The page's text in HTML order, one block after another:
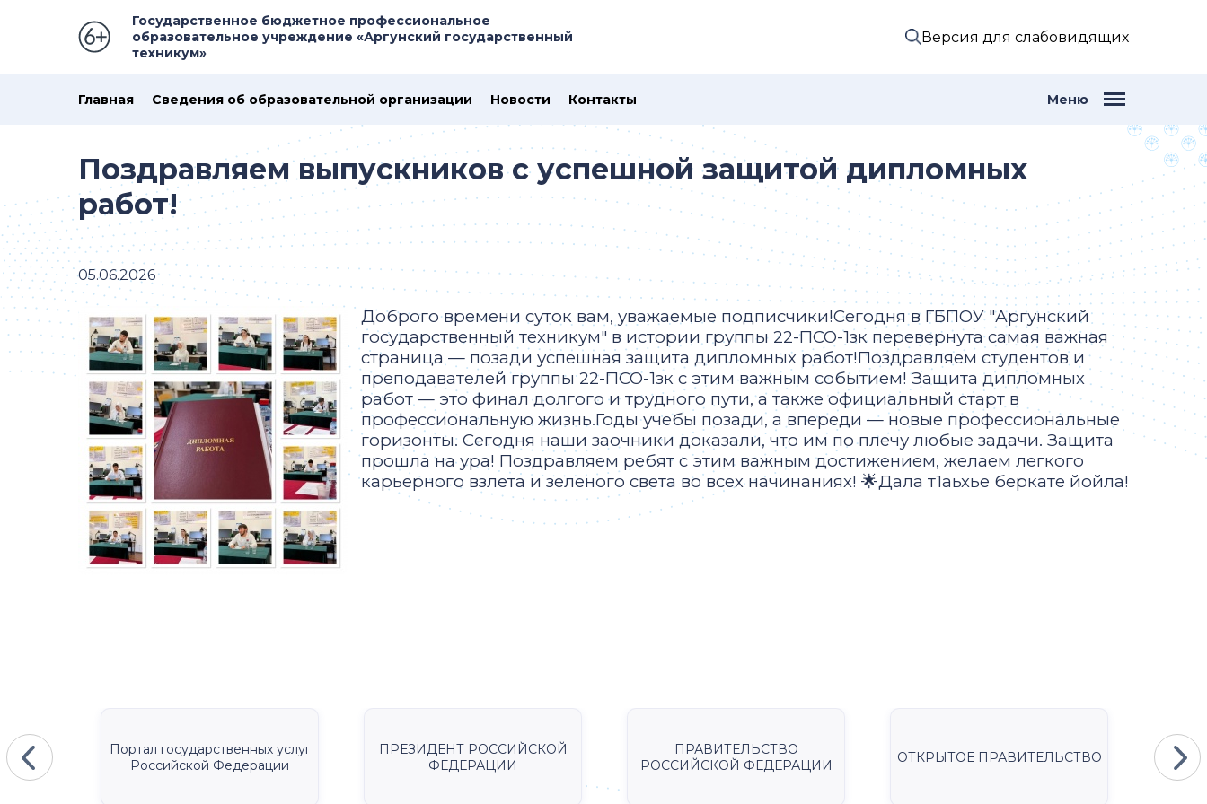
Государственное бюджетное профессиональное
образовательное учреждение «Аргунский государственный
техникум»
Версия для слабовидящих
Главная Сведения об образовательной организации Новости Контакты Меню
Поздравляем выпускников с успешной защитой дипломных
работ!
05.06.2026
Доброго времени суток вам, уважаемые подписчики!Сегодня в ГБПОУ "Аргунский
государственный техникум" в истории группы 22-ПСО-1зк перевернута самая важная
страница — позади успешная защита дипломных работ!Поздравляем студентов и
преподавателей группы 22-ПСО-1зк с этим важным событием! Защита дипломных
работ — это финал долгого и трудного пути, а также официальный старт в
профессиональную жизнь.Годы учебы позади, а впереди — новые профессиональные
горизонты. Сегодня наши заочники доказали, что им по плечу любые задачи. Защита
прошла на ура! Поздравляем ребят с этим важным достижением, желаем легкого
карьерного взлета и зеленого света во всех начинаниях! 🌟Дала т1аьхье беркате йойла!
Портал государственных услуг
Российской Федерации
ПРЕЗИДЕНТ РОССИЙСКОЙ
ФЕДЕРАЦИИ
ПРАВИТЕЛЬСТВО
РОССИЙСКОЙ ФЕДЕРАЦИИ
ОТКРЫТОЕ ПРАВИТЕЛЬСТВО